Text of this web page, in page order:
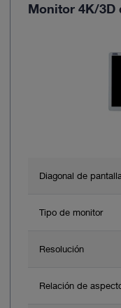
Monitor 4K/3D
Diagonal de pantalla
Tipo de monitor
Resolución
Relación de